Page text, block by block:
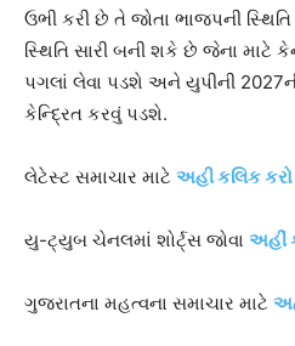
ઉભી કરી છે તે જોતા ભાજપની
સ્થિતિ સારી બની શકે છે જેના માટે
પગલાં લેવા પડશે અને યુપીની
કેન્દ્રિત કરવું પડશે.
લેટેસ્ટ સમાચાર માટે અહી કલિક કરો
યુ-ટ્યુબ ચેનલમાં શોર્ટ્સ જોવા અહીં
ગુજરાતના મહત્વના સમાચાર માટે